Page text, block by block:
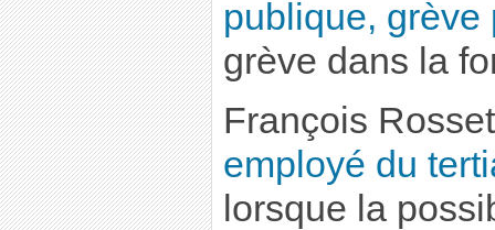
publique, grève
grève dans la
François
employé du
lorsque la